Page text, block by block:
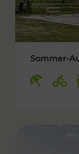
Sommer-